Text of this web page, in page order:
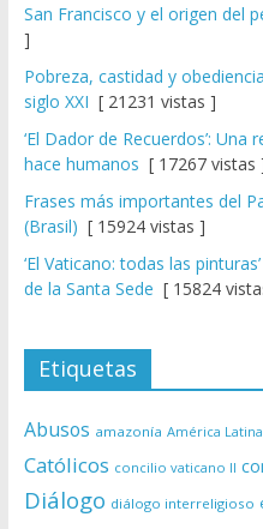
San Francisco y el origen del
]
Pobreza, castidad y
siglo XXI [ 21231 vistas ]
‘El Dador de Recuerdos’:
hace humanos [ 17267 vistas
Frases más importantes del
(Brasil) [ 15924 vistas ]
‘El Vaticano: todas las
de la Santa Sede [ 15824
Etiquetas
Abusos amazonía América Latina
Católicos concilio vaticano II
Diálogo diálogo interreligioso